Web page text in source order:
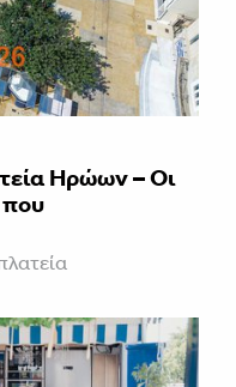
Ηρώων – Οι